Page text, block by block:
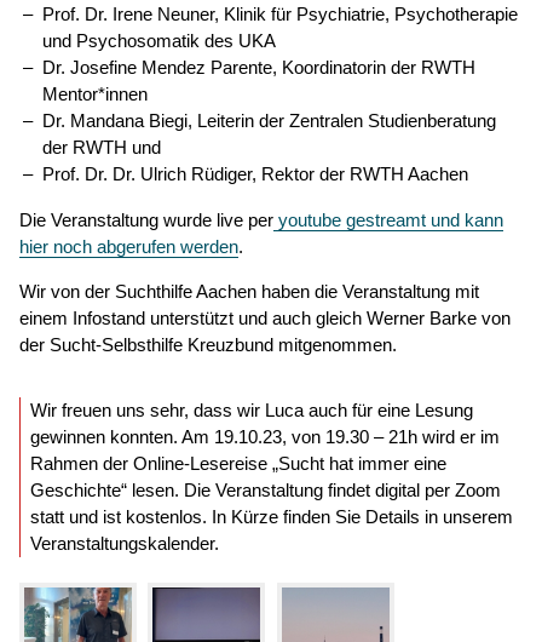
Prof. Dr. Irene Neuner, Klinik für Psychiatrie, Psychotherapie
und Psychosomatik des UKA
Dr. Josefine Mendez Parente, Koordinatorin der RWTH
Mentor*innen
Dr. Mandana Biegi, Leiterin der Zentralen Studienberatung
der RWTH und
Prof. Dr. Dr. Ulrich Rüdiger, Rektor der RWTH Aachen
Die Veranstaltung wurde live per youtube gestreamt und kann
hier noch abgerufen werden.
Wir von der Suchthilfe Aachen haben die Veranstaltung mit
einem Infostand unterstützt und auch gleich Werner Barke von
der Sucht-Selbsthilfe Kreuzbund mitgenommen.
Wir freuen uns sehr, dass wir Luca auch für eine Lesung
gewinnen konnten. Am 19.10.23, von 19.30 – 21h wird er im
Rahmen der Online-Lesereise „Sucht hat immer eine
Geschichte“ lesen. Die Veranstaltung findet digital per Zoom
statt und ist kostenlos. In Kürze finden Sie Details in unserem
Veranstaltungskalender.